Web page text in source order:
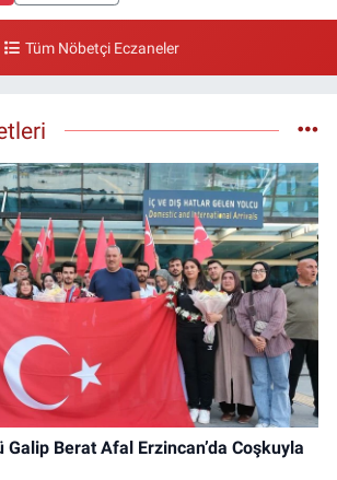
Tüm Nöbetçi Eczaneler
Berat Afal Erzincan’da Coşkuyla